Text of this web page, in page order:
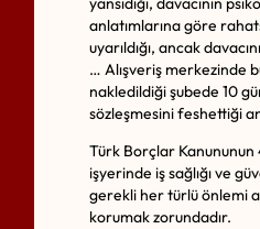
anlatımlarına göre
uyarıldığı, ancak
… Alışveriş merkezinde
nakledildiği şubede 10
sözleşmesini feshettiği
Türk Borçlar Kanununun
işyerinde iş sağlığı ve
gerekli her türlü önlemi
korumak zorundadır.